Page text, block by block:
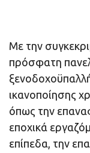
Με την
πρόσφατη
ικανοποίησης
όπως την
εποχικά
επίπεδα, την